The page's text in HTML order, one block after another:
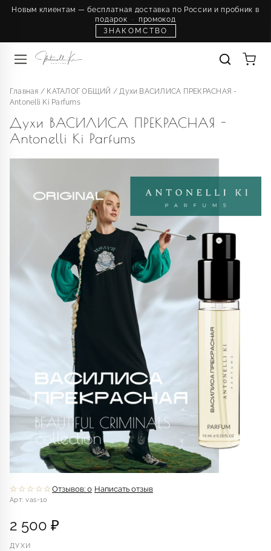
Новым клиентам — бесплатная доставка по России и пробник в
подарок ·
промокод
ЗНАКОМСТВО
Главная / КАТАЛОГ ОБЩИЙ /Духи ВАСИЛИСА ПРЕКРАСНАЯ -
Antonelli Ki Parfums
Духи ВАСИЛИСА ПРЕКРАСНАЯ -
Antonelli Ki Parfums
☆☆☆☆☆ Отзывов: 0 Написать отзыв
Арт: vas-10
2 500 ₽
ДУХИ